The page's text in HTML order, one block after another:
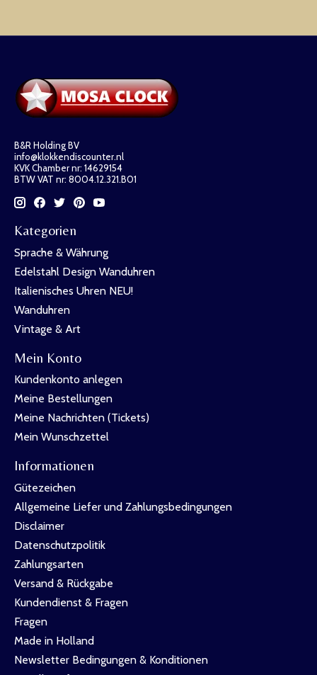
B&R Holding BV
info@klokkendiscounter.nl
KVK Chamber nr: 14629154
BTW VAT nr: 8004.12.321.B01
Kategorien
Sprache & Währung
Edelstahl Design Wanduhren
Italienisches Uhren NEU!
Wanduhren
Vintage & Art
Mein Konto
Kundenkonto anlegen
Meine Bestellungen
Meine Nachrichten (Tickets)
Mein Wunschzettel
Informationen
Gütezeichen
Allgemeine Liefer und Zahlungsbedingungen
Disclaimer
Datenschutzpolitik
Zahlungsarten
Versand & Rückgabe
Kundendienst & Fragen
Fragen
Made in Holland
Newsletter Bedingungen & Konditionen